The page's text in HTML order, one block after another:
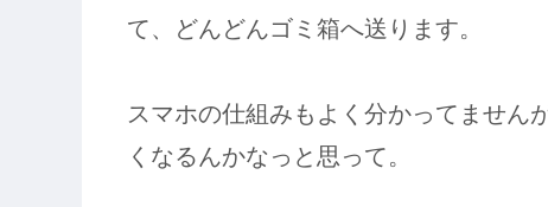
て、どんどんゴミ箱へ送ります。
スマホの仕組みもよく分かってません
くなるんかなっと思って。